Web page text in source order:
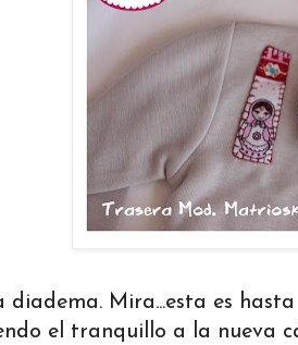
Mira...esta es hasta
el tranquillo a la nueva